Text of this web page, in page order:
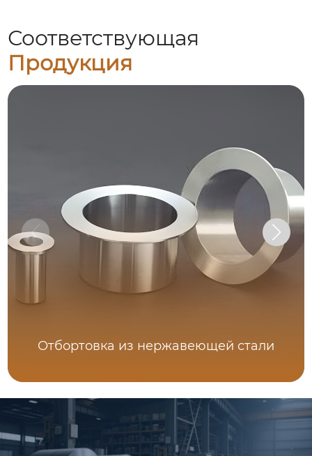
Соответствующая
Продукция
Отбортовка из нержавеющей стали